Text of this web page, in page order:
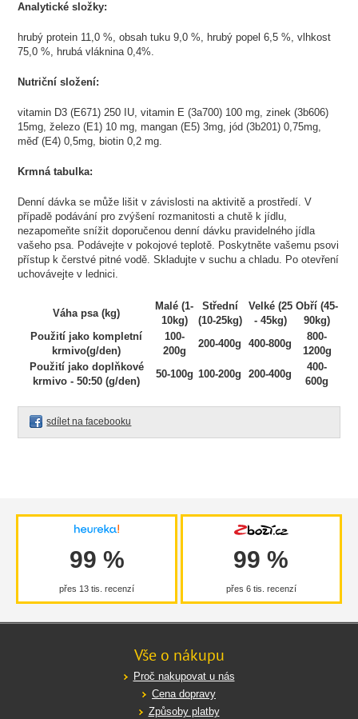
Analytické složky:
hrubý protein 11,0 %, obsah tuku 9,0 %, hrubý popel 6,5 %, vlhkost
75,0 %, hrubá vláknina 0,4%.
Nutriční složení:
vitamin D3 (E671) 250 IU, vitamin E (3a700) 100 mg, zinek (3b606)
15mg, železo (E1) 10 mg, mangan (E5) 3mg, jód (3b201) 0,75mg,
měď (E4) 0,5mg, biotin 0,2 mg.
Krmná tabulka:
Denní dávka se může lišit v závislosti na aktivitě a prostředí. V
případě podávání pro zvýšení rozmanitosti a chutě k jídlu,
nezapomeňte snížit doporučenou denní dávku pravidelného jídla
vašeho psa. Podávejte v pokojové teplotě. Poskytněte vašemu psovi
přístup k čerstvé pitné vodě. Skladujte v suchu a chladu. Po otevření
uchovávejte v lednici.
Váha psa (kg)
Malé (1-
10kg)
Střední
(10-25kg)
Velké (25
- 45kg)
Obří (45-
90kg)
Použití jako kompletní
krmivo(g/den)
100-
200g
200-400g 400-800g
800-
1200g
Použití jako doplňkové
krmivo - 50:50 (g/den)
50-100g 100-200g 200-400g
400-
600g
sdílet na facebooku
99 %
přes 13 tis. recenzí
99 %
přes 6 tis. recenzí
Vše o nákupu
Proč nakupovat u nás
Cena dopravy
Způsoby platby